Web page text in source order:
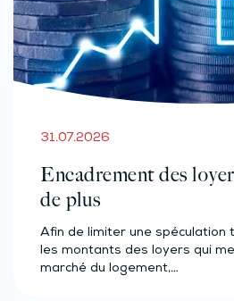
31.07.2026
Encadrement des
de plus
Afin de limiter une
les montants des loyers qui
marché du logement,…